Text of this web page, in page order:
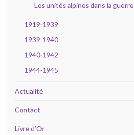
Les unités alpines dans la guerre
1919-1939
1939-1940
1940-1942
1944-1945
Actualité
Contact
Livre d’Or